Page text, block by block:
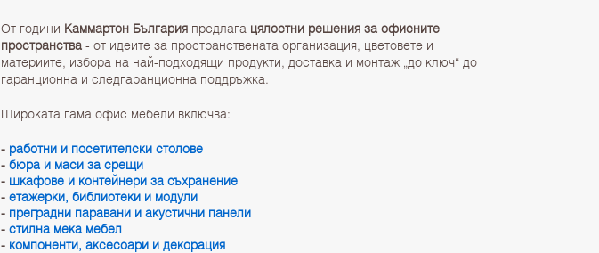
От години Каммартон България предлага цялостни решения за офисните
пространства - от идеите за пространствената организация, цветовете и
материите, избора на най-подходящи продукти, доставка и монтаж „до ключ“ до
гаранционна и следгаранционна поддръжка.
Широката гама офис мебели включва:
- работни и посетителски столове
- бюра и маси за срещи
- шкафове и контейнери за съхранение
- етажерки, библиотеки и модули
- преградни паравани и акустични панели
- стилна мека мебел
- компоненти, аксесоари и декорация